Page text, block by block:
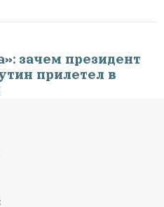
зачем президент
прилетел в